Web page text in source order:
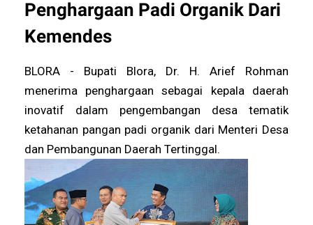
Penghargaan Padi Organik Dari
Kemendes
BLORA - Bupati Blora, Dr. H. Arief Rohman
menerima penghargaan sebagai kepala daerah
inovatif dalam pengembangan desa tematik
ketahanan pangan padi organik dari Menteri Desa
dan Pembangunan Daerah Tertinggal.